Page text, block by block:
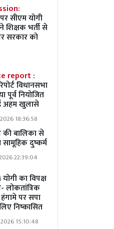
सीएम योगी
शिक्षक भर्ती से
सरकार को
report :
विधानसभा
पूर्व नियोजित
अहम खुलासे
18:36:58
की बालिका से
दुष्कर्म
22:39:04
योगी का विपक्ष
लोकतांत्रिक
हंगामे पर सपा
निष्कासित
15:10:48